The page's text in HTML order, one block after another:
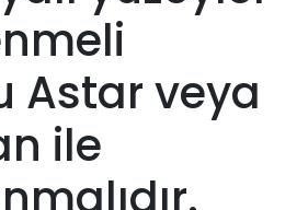
Astar veya
ile